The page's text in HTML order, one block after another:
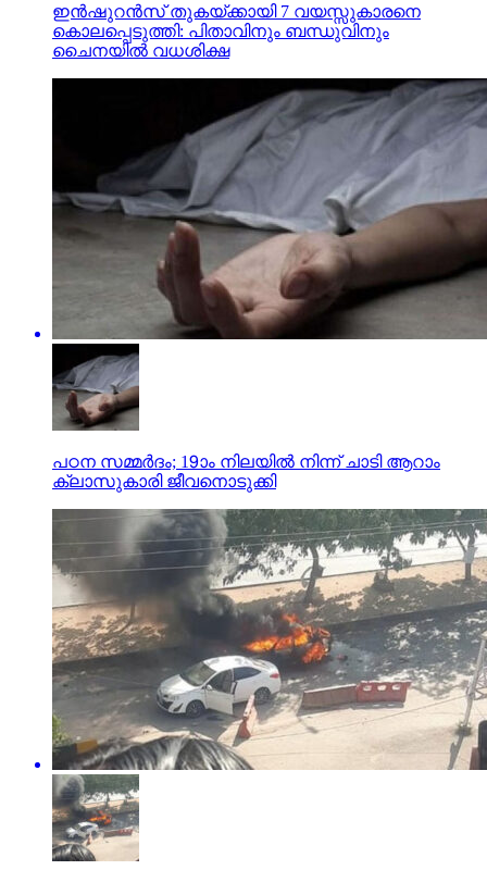
ഇന്‍ഷുറന്‍സ് തുകയ്ക്കായി 7 വയസ്സുകാരനെ
കൊലപ്പെടുത്തി: പിതാവിനും ബന്ധുവിനും
ചൈനയില്‍ വധശിക്ഷ
പഠന സമ്മര്‍ദം; 19ാം നിലയില്‍ നിന്ന് ചാടി ആറാം
ക്ലാസുകാരി ജീവനൊടുക്കി